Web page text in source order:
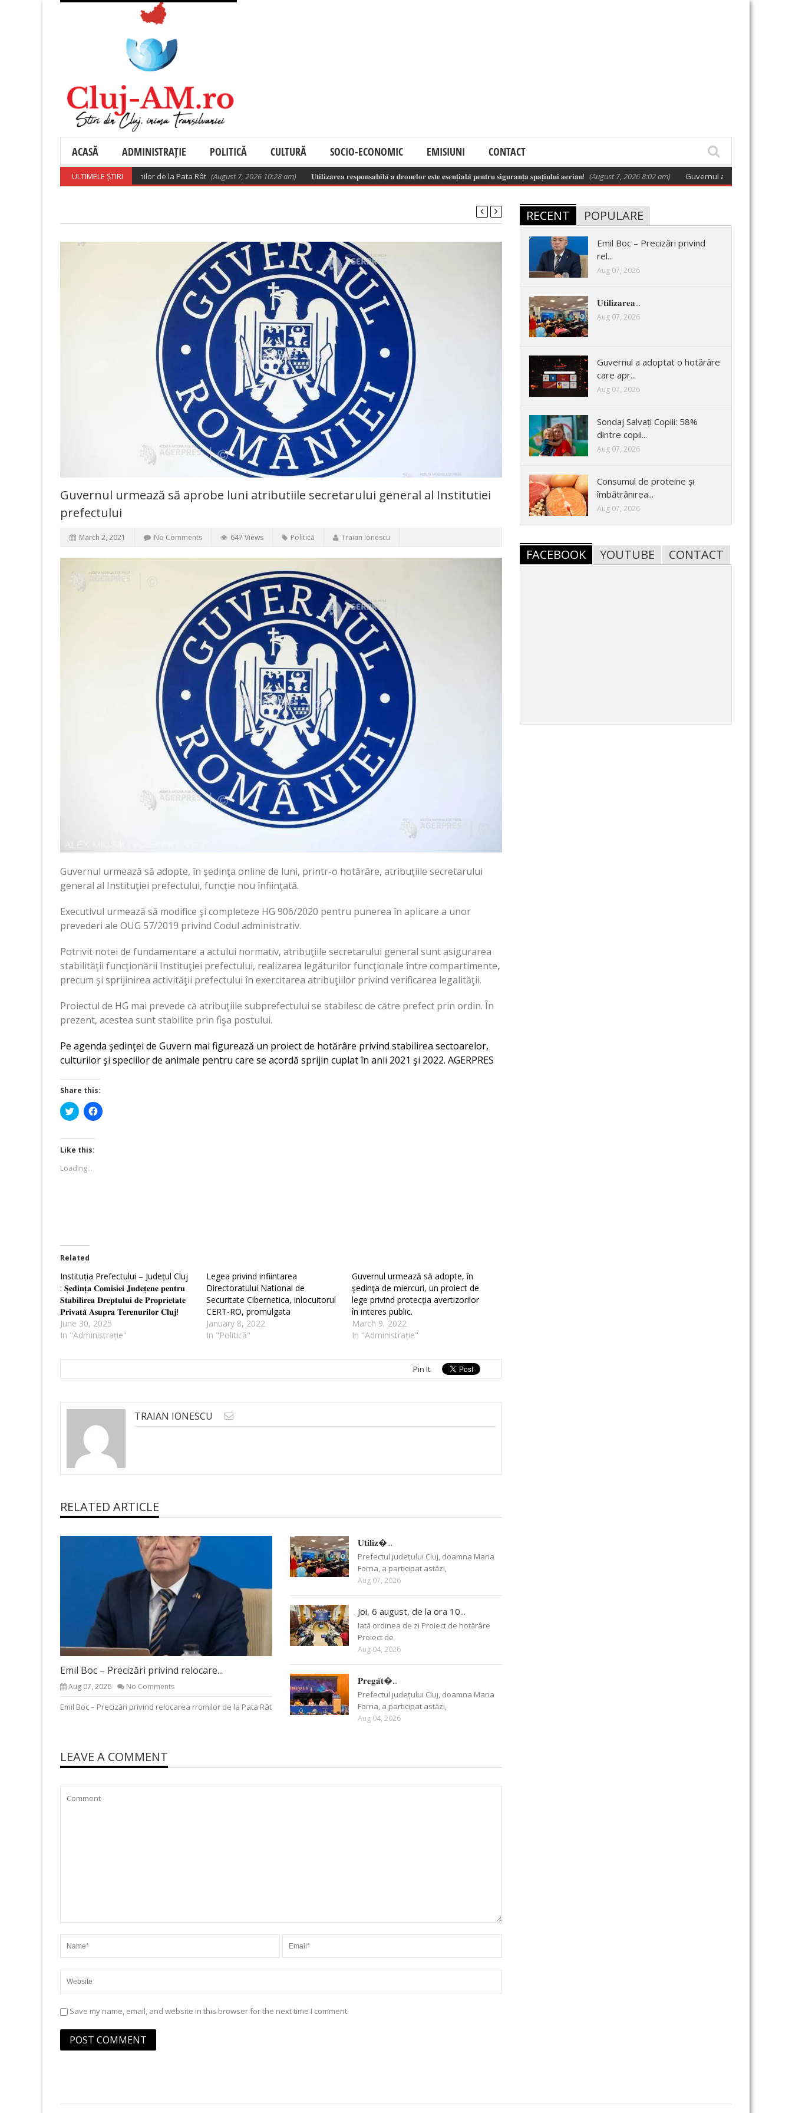
ACASĂ ADMINISTRAȚIE POLITICĂ CULTURĂ SOCIO-ECONOMIC EMISIUNI CONTACT
ULTIMELE ȘTIRI
– Precizări privind relocarea rromilor de la Pata Rât (August 7, 2026 10:28 am) 𝐔𝐭𝐢𝐥𝐢𝐳𝐚𝐫𝐞𝐚 𝐫𝐞𝐬𝐩𝐨𝐧𝐬𝐚𝐛𝐢𝐥𝐚̆ 𝐚 𝐝𝐫𝐨𝐧𝐞𝐥𝐨𝐫 𝐞𝐬𝐭𝐞 𝐞𝐬𝐞𝐧𝐭̦𝐢𝐚𝐥𝐚̆ 𝐩𝐞𝐧𝐭𝐫𝐮 𝐬𝐢𝐠𝐮𝐫𝐚𝐧𝐭̦𝐚 𝐬𝐩𝐚𝐭̦𝐢𝐮𝐥𝐮𝐢 𝐚𝐞𝐫𝐢𝐚𝐧! (August 7, 2026 8:02 am) Guvernul a adoptat o hotărâre
Guvernul urmează să aprobe luni atributiile secretarului general al Institutiei
prefectului
March 2, 2021 No Comments 647 Views Politică Traian Ionescu
Guvernul urmează să adopte, în şedinţa online de luni, printr-o hotărâre, atribuţiile secretarului
general al Instituţiei prefectului, funcţie nou înfiinţată.
Executivul urmează să modifice şi completeze HG 906/2020 pentru punerea în aplicare a unor
prevederi ale OUG 57/2019 privind Codul administrativ.
Potrivit notei de fundamentare a actului normativ, atribuţiile secretarului general sunt asigurarea
stabilităţii funcţionării Instituţiei prefectului, realizarea legăturilor funcţionale între compartimente,
precum şi sprijinirea activităţii prefectului în exercitarea atribuţiilor privind verificarea legalităţii.
Proiectul de HG mai prevede că atribuţiile subprefectului se stabilesc de către prefect prin ordin. În
prezent, acestea sunt stabilite prin fişa postului.
Pe agenda şedinţei de Guvern mai figurează un proiect de hotărâre privind stabilirea sectoarelor,
culturilor şi speciilor de animale pentru care se acordă sprijin cuplat în anii 2021 şi 2022. AGERPRES
Share this:
Click
to
Twitter
(Opens
in
new
window)
Click
to
Like this:
Loading...
Related
Instituția Prefectului – Județul Cluj
: 𝐒̦𝐞𝐝𝐢𝐧𝐭̦𝐚 𝐂𝐨𝐦𝐢𝐬𝐢𝐞𝐢 𝐉𝐮𝐝𝐞𝐭̦𝐞𝐧𝐞 𝐩𝐞𝐧𝐭𝐫𝐮
𝐒𝐭𝐚𝐛𝐢𝐥𝐢𝐫𝐞𝐚 𝐃𝐫𝐞𝐩𝐭𝐮𝐥𝐮𝐢 𝐝𝐞 𝐏𝐫𝐨𝐩𝐫𝐢𝐞𝐭𝐚𝐭𝐞
𝐏𝐫𝐢𝐯𝐚𝐭𝐚̆ 𝐀𝐬𝐮𝐩𝐫𝐚 𝐓𝐞𝐫𝐞𝐧𝐮𝐫𝐢𝐥𝐨𝐫 𝐂𝐥𝐮𝐣!
June 30, 2025
In "Administrație"
Legea privind infiintarea
Directoratului National de
Securitate Cibernetica, inlocuitorul
CERT-RO, promulgata
January 8, 2022
In "Politică"
Guvernul urmează să adopte, în
şedinţa de miercuri, un proiect de
lege privind protecţia avertizorilor
în interes public.
March 9, 2022
In "Administrație"
Pin It
TRAIAN IONESCU
RELATED ARTICLE
Emil Boc – Precizări privind relocare...
Aug 07, 2026 No Comments
Emil Boc – Precizări privind relocarea rromilor de la Pata Rât
𝐔𝐭𝐢𝐥𝐢𝐳�...
Prefectul județului Cluj, doamna Maria
Forna, a participat astăzi,
Aug 07, 2026
Joi, 6 august, de la ora 10...
Iată ordinea de zi Proiect de hotărâre
Proiect de
Aug 04, 2026
𝐏𝐫𝐞𝐠𝐚̆𝐭�...
Prefectul județului Cluj, doamna Maria
Forna, a participat astăzi,
Aug 04, 2026
LEAVE A COMMENT
Save my name, email, and website in this browser for the next time I comment.
RECENT POPULARE
Emil Boc – Precizări privind
rel...
Aug 07, 2026
𝐔𝐭𝐢𝐥𝐢𝐳𝐚𝐫𝐞𝐚...
Aug 07, 2026
Guvernul a adoptat o hotărâre
care apr...
Aug 07, 2026
Sondaj Salvați Copiii: 58%
dintre copii...
Aug 07, 2026
Consumul de proteine și
îmbătrânirea...
Aug 07, 2026
FACEBOOK YOUTUBE CONTACT